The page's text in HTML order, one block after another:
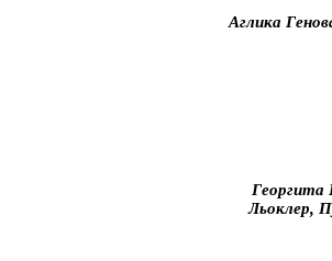
Аглика
Георгита
Льоклер,